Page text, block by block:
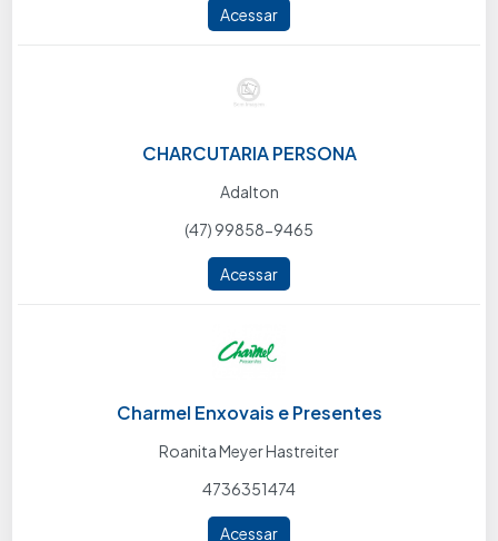
Acessar
CHARCUTARIA PERSONA
Adalton
(47) 99858-9465
Acessar
Charmel Enxovais e Presentes
Roanita Meyer Hastreiter
4736351474
Acessar